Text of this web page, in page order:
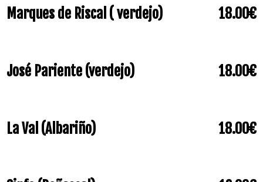
Marques de Riscal ( verdejo) 18.00€
José Pariente (verdejo) 18.00€
La Val (Albariño) 18.00€